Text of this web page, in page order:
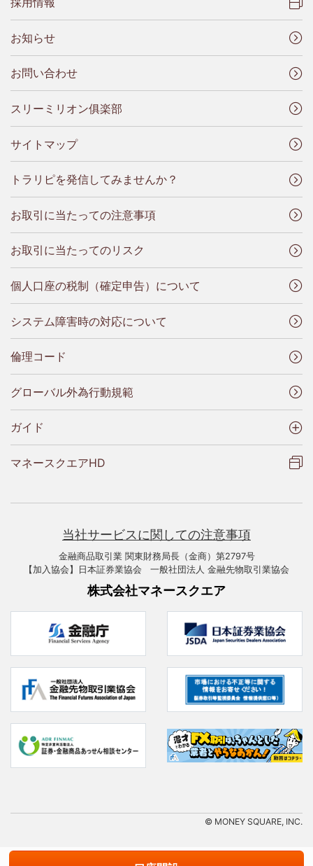
お知らせ
お問い合わせ
スリーミリオン俱楽部
サイトマップ
トラリピを発信してみませんか？
お取引に当たっての注意事項
お取引に当たってのリスク
個人口座の税制（確定申告）について
システム障害時の対応について
倫理コード
グローバル外為行動規範
ガイド
マネースクエアHD
当社サービスに関しての注意事項
金融商品取引業 関東財務局長（金商）第2797号
【加入協会】日本証券業協会 一般社団法人 金融先物取引業協会
株式会社マネースクエア
© MONEY SQUARE, INC.